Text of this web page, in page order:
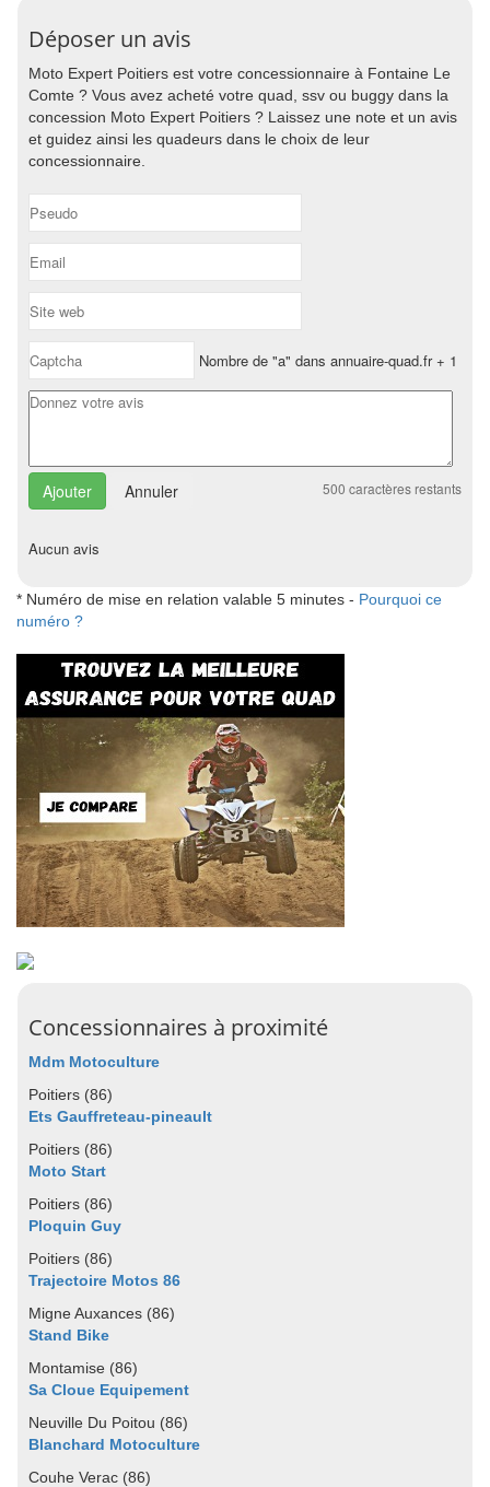
Déposer un avis
Moto Expert Poitiers est votre concessionnaire à Fontaine Le
Comte ? Vous avez acheté votre quad, ssv ou buggy dans la
concession Moto Expert Poitiers ? Laissez une note et un avis
et guidez ainsi les quadeurs dans le choix de leur
concessionnaire.
Nombre de "a" dans annuaire-quad.fr + 1
Annuler 500 caractères restants
Aucun avis
* Numéro de mise en relation valable 5 minutes - Pourquoi ce
numéro ?
Concessionnaires à proximité
Mdm Motoculture
Poitiers (86)
Ets Gauffreteau-pineault
Poitiers (86)
Moto Start
Poitiers (86)
Ploquin Guy
Poitiers (86)
Trajectoire Motos 86
Migne Auxances (86)
Stand Bike
Montamise (86)
Sa Cloue Equipement
Neuville Du Poitou (86)
Blanchard Motoculture
Couhe Verac (86)